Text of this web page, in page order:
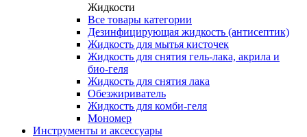
Жидкости
Все товары категории
Дезинфицирующая жидкость (антисептик)
Жидкость для мытья кисточек
Жидкость для снятия гель-лака, акрила и
био-геля
Жидкость для снятия лака
Обезжириватель
Жидкость для комби-геля
Мономер
Инструменты и аксессуары